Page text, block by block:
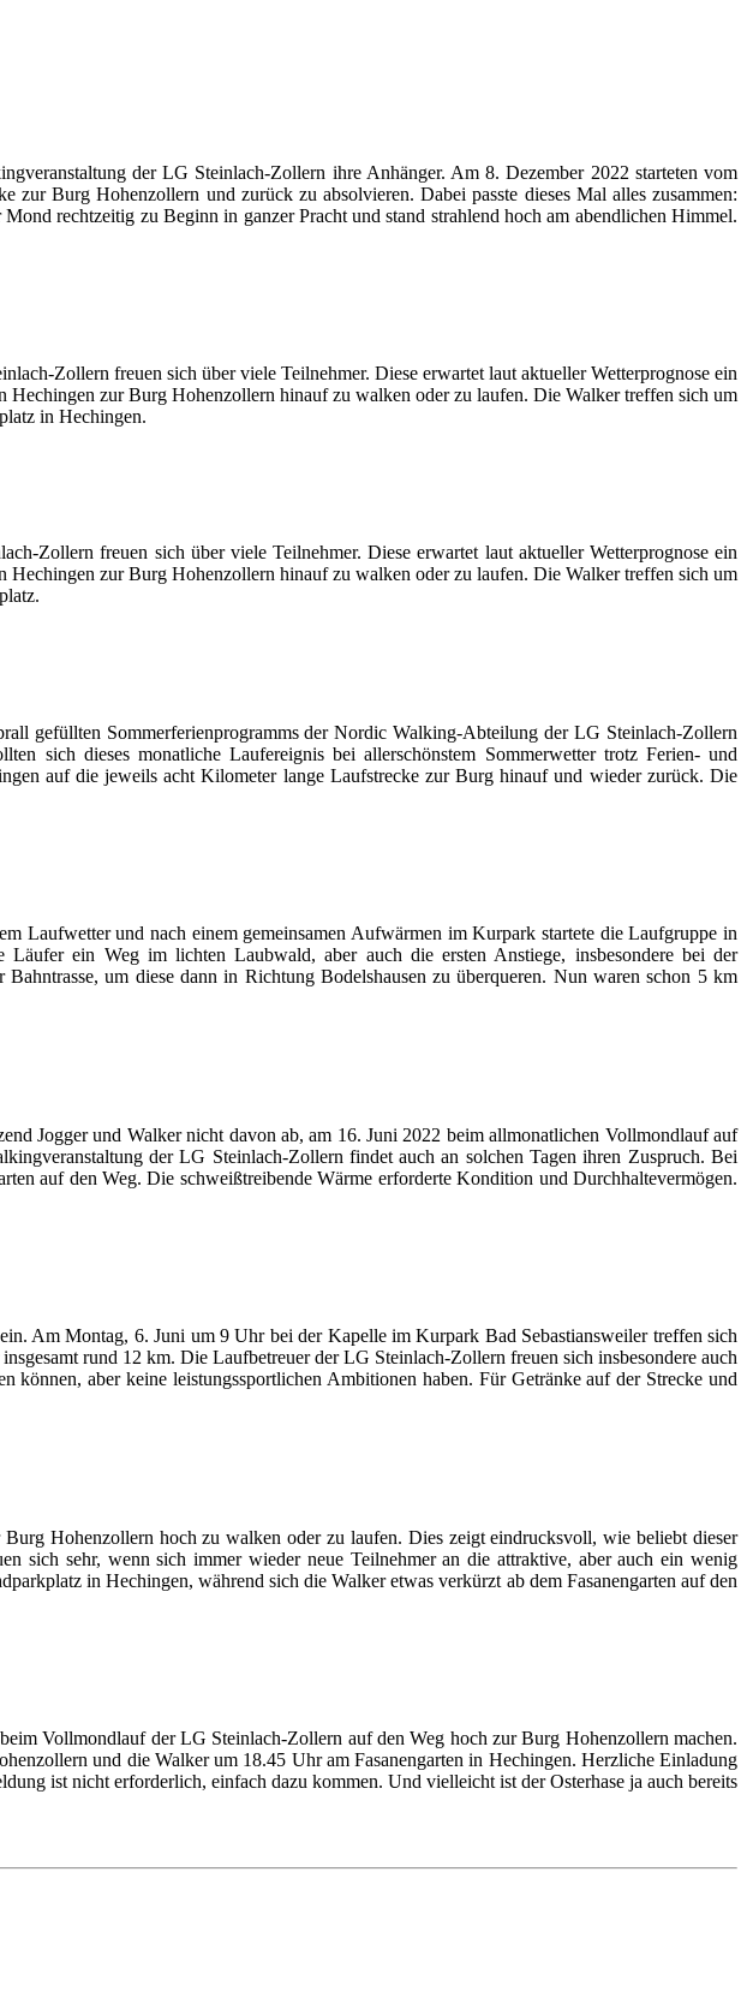
der LG Steinlach-Zollern ihre Anhänger. Am 8. Dezember 2022 starteten vom
zur Burg Hohenzollern und zurück zu absolvieren. Dabei passte dieses Mal alles zusammen:
rechtzeitig zu Beginn in ganzer Pracht und stand strahlend hoch am abendlichen Himmel.
Zollern freuen sich über viele Teilnehmer. Diese erwartet laut aktueller Wetterprognose ein
zur Burg Hohenzollern hinauf zu walken oder zu laufen. Die Walker treffen sich um
in Hechingen.
Zollern freuen sich über viele Teilnehmer. Diese erwartet laut aktueller Wetterprognose ein
zur Burg Hohenzollern hinauf zu walken oder zu laufen. Die Walker treffen sich um
gefüllten Sommerferienprogramms der Nordic Walking-Abteilung der LG Steinlach-Zollern
sich dieses monatliche Laufereignis bei allerschönstem Sommerwetter trotz Ferien- und
auf die jeweils acht Kilometer lange Laufstrecke zur Burg hinauf und wieder zurück. Die
Laufwetter und nach einem gemeinsamen Aufwärmen im Kurpark startete die Laufgruppe in
ein Weg im lichten Laubwald, aber auch die ersten Anstiege, insbesondere bei der
um diese dann in Richtung Bodelshausen zu überqueren. Nun waren schon 5 km
Jogger und Walker nicht davon ab, am 16. Juni 2022 beim allmonatlichen Vollmondlauf auf
der LG Steinlach-Zollern findet auch an solchen Tagen ihren Zuspruch. Bei
auf den Weg. Die schweißtreibende Wärme erforderte Kondition und Durchhaltevermögen.
Am Montag, 6. Juni um 9 Uhr bei der Kapelle im Kurpark Bad Sebastiansweiler treffen sich
rund 12 km. Die Laufbetreuer der LG Steinlach-Zollern freuen sich insbesondere auch
aber keine leistungssportlichen Ambitionen haben. Für Getränke auf der Strecke und
Hohenzollern hoch zu walken oder zu laufen. Dies zeigt eindrucksvoll, wie beliebt dieser
sich sehr, wenn sich immer wieder neue Teilnehmer an die attraktive, aber auch ein wenig
in Hechingen, während sich die Walker etwas verkürzt ab dem Fasanengarten auf den
Vollmondlauf der LG Steinlach-Zollern auf den Weg hoch zur Burg Hohenzollern machen.
und die Walker um 18.45 Uhr am Fasanengarten in Hechingen. Herzliche Einladung
ist nicht erforderlich, einfach dazu kommen. Und vielleicht ist der Osterhase ja auch bereits